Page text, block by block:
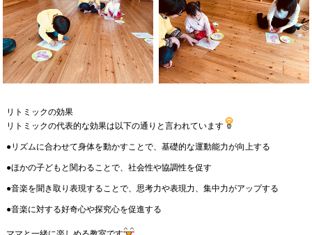
リトミックの効果
リトミックの代表的な効果は以下の通りと言われています
●リズムに合わせて身体を動かすことで、基礎的な運動能力が向上する
●ほかの子どもと関わることで、社会性や協調性を促す
●音楽を聞き取り表現することで、思考力や表現力、集中力がアップする
●音楽に対する好奇心や探究心を促進する